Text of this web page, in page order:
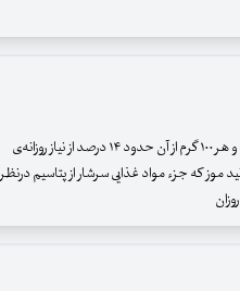
آووکادو درواقع حاوی پتاسیم بسیار زیادی است و هر ۱۰۰ گرم از آن حدود ۱۴ درصد از نیاز روزانه‌ی
موز که جزء مواد غذایی سرشار از پتاسیم درنظر